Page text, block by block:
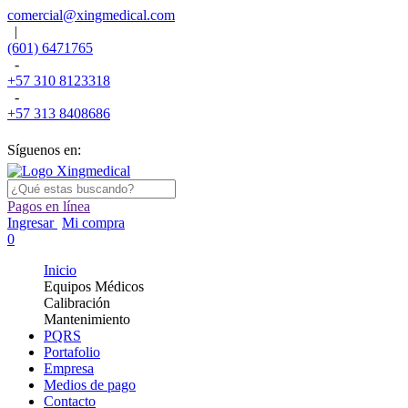
comercial@xingmedical.com
|
(601) 6471765
-
+57 310 8123318
-
+57 313 8408686
Síguenos en:
Pagos en línea
Ingresar Mi compra
0
Inicio
Equipos Médicos
Calibración
Mantenimiento
PQRS
Portafolio
Empresa
Medios de pago
Contacto